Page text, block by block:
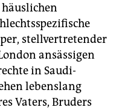
häuslichen
stellvertretender
ansässigen
in Saudi-
lebenslang
Vaters, Bruders